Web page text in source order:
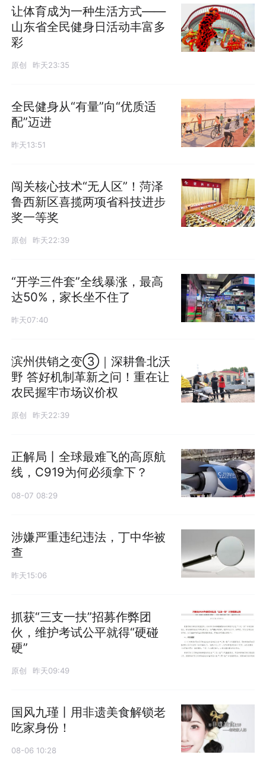
让体育成为一种生活方式——
山东省全民健身日活动丰富多
彩
原创 昨天23:35
全民健身从“有量”向“优质适
配”迈进
昨天13:51
闯关核心技术“无人区”！菏泽
鲁西新区喜揽两项省科技进步
奖一等奖
原创 昨天22:39
“开学三件套”全线暴涨，最高
达50%，家长坐不住了
昨天07:40
滨州供销之变③｜深耕鲁北沃
野 答好机制革新之问！重在让
农民握牢市场议价权
原创 昨天22:39
正解局丨全球最难飞的高原航
线，C919为何必须拿下？
08-07 08:29
涉嫌严重违纪违法，丁中华被
查
昨天15:06
抓获“三支一扶”招募作弊团
伙，维护考试公平就得“硬碰
硬”
原创 昨天09:49
国风九瑾丨用非遗美食解锁老
吃家身份！
08-06 10:28